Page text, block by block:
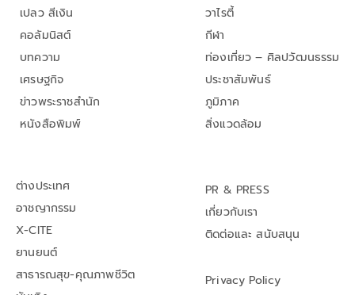
เปลว สีเงิน
คอลัมนิสต์
บทความ
เศรษฐกิจ
ข่าวพระราชสำนัก
หนังสือพิมพ์
วาไรตี้
กีฬา
ท่องเที่ยว – ศิลปวัฒนธรรม
ประชาสัมพันธ์
ภูมิภาค
สิ่งแวดล้อม
ต่างประเทศ
อาชญากรรม
X-CITE
ยานยนต์
สาธารณสุข-คุณภาพชีวิต
PR & PRESS
เกี่ยวกับเรา
ติดต่อและ สนับสนุน
Privacy Policy